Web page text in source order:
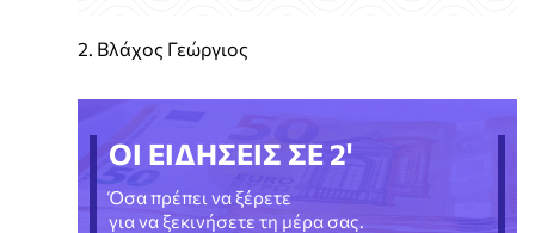
2. Βλάχος Γεώργιος
ΟΙ ΕΙΔΗΣΕΙΣ ΣΕ 2'
Όσα πρέπει να ξέρετε
για να ξεκινήσετε τη μέρα σας.